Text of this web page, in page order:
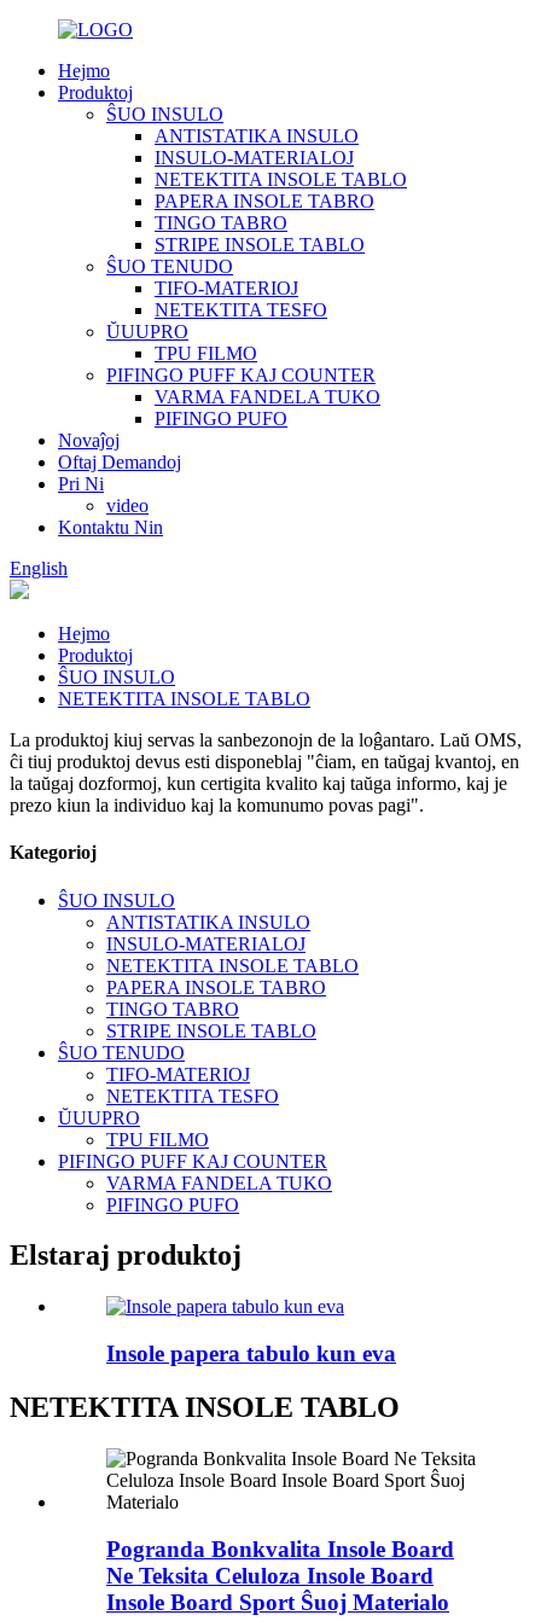
Hejmo
Produktoj
ŜUO INSULO
ANTISTATIKA INSULO
INSULO-MATERIALOJ
NETEKTITA INSOLE TABLO
PAPERA INSOLE TABRO
TINGO TABRO
STRIPE INSOLE TABLO
ŜUO TENUDO
TIFO-MATERIOJ
NETEKTITA TESFO
ŬUUPRO
TPU FILMO
PIFINGO PUFF KAJ COUNTER
VARMA FANDELA TUKO
PIFINGO PUFO
Novaĵoj
Oftaj Demandoj
Pri Ni
video
Kontaktu Nin
English
Hejmo
Produktoj
ŜUO INSULO
NETEKTITA INSOLE TABLO
La produktoj kiuj servas la sanbezonojn de la loĝantaro. Laŭ OMS,
ĉi tiuj produktoj devus esti disponeblaj "ĉiam, en taŭgaj kvantoj, en
la taŭgaj dozformoj, kun certigita kvalito kaj taŭga informo, kaj je
prezo kiun la individuo kaj la komunumo povas pagi".
Kategorioj
ŜUO INSULO
ANTISTATIKA INSULO
INSULO-MATERIALOJ
NETEKTITA INSOLE TABLO
PAPERA INSOLE TABRO
TINGO TABRO
STRIPE INSOLE TABLO
ŜUO TENUDO
TIFO-MATERIOJ
NETEKTITA TESFO
ŬUUPRO
TPU FILMO
PIFINGO PUFF KAJ COUNTER
VARMA FANDELA TUKO
PIFINGO PUFO
Elstaraj produktoj
Insole papera tabulo kun eva
NETEKTITA INSOLE TABLO
Pogranda Bonkvalita Insole Board
Ne Teksita Celuloza Insole Board
Insole Board Sport Ŝuoj Materialo